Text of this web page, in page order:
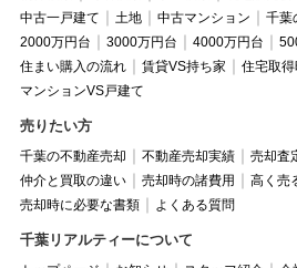
中古一戸建て
土地 中古マンション 千葉
2000万円台
3000万円台 4000万円台
住まい購入の流れ
賃貸VS持ち家
住宅取
マンションVS戸建て
売りたい方
千葉の不動産売却 不動産売却実績 売却査
仲介と買取の違い
売却時の諸費用
高く売
売却時に必要な書類
よくある質問
千葉リアルティーについて